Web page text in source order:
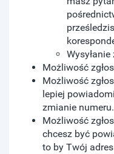
Możliwość
Możliwość
lepiej
zmianie numeru.
Możliwość
chcesz być
to by Twój